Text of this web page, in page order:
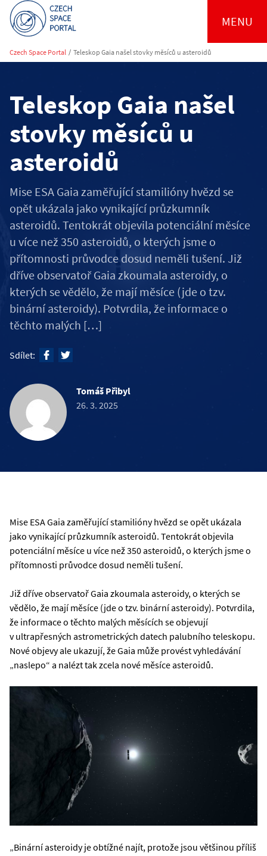
MENU
Czech Space Portal / Teleskop Gaia našel stovky měsíců u asteroidů
Teleskop Gaia našel
stovky měsíců u
asteroidů
Mise ESA Gaia zaměřující stamilióny hvězd se
opět ukázala jako vynikající průzkumník
asteroidů. Tentokrát objevila potenciální měsíce
u více než 350 asteroidů, o kterých jsme o
přítomnosti průvodce dosud neměli tušení. Již
dříve observatoř Gaia zkoumala asteroidy, o
kterých se vědělo, že mají měsíce (jde o tzv.
binární asteroidy). Potvrdila, že informace o
těchto malých […]
Sdílet:
Tomáš Přibyl
26. 3. 2025
Mise ESA Gaia zaměřující stamilióny hvězd se opět ukázala
jako vynikající průzkumník asteroidů. Tentokrát objevila
potenciální měsíce u více než 350 asteroidů, o kterých jsme o
přítomnosti průvodce dosud neměli tušení.
Již dříve observatoř Gaia zkoumala asteroidy, o kterých se
vědělo, že mají měsíce (jde o tzv. binární asteroidy). Potvrdila,
že informace o těchto malých měsících se objevují
v ultrapřesných astrometrických datech palubního teleskopu.
Nové objevy ale ukazují, že Gaia může provést vyhledávání
„naslepo“ a nalézt tak zcela nové měsíce asteroidů.
„Binární asteroidy je obtížné najít, protože jsou většinou příliš